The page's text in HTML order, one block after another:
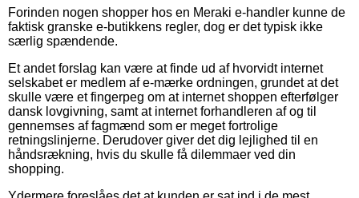
Forinden nogen shopper hos en Meraki e-handler kunne de
faktisk granske e-butikkens regler, dog er det typisk ikke
særlig spændende.
Et andet forslag kan være at finde ud af hvorvidt internet
selskabet er medlem af e-mærke ordningen, grundet at det
skulle være et fingerpeg om at internet shoppen efterfølger
dansk lovgivning, samt at internet forhandleren af og til
gennemses af fagmænd som er meget fortrolige
retningslinjerne. Derudover giver det dig lejlighed til en
håndsrækning, hvis du skulle få dilemmaer ved din
shopping.